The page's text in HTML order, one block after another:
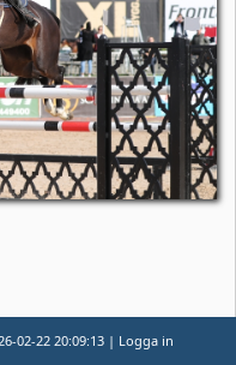
02-22 20:09:13| Logga in